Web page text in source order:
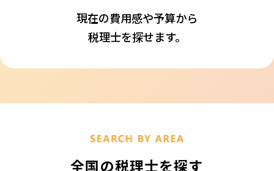
現在の費用感や予算から
税理士を探せます。
全国の税理士を探す